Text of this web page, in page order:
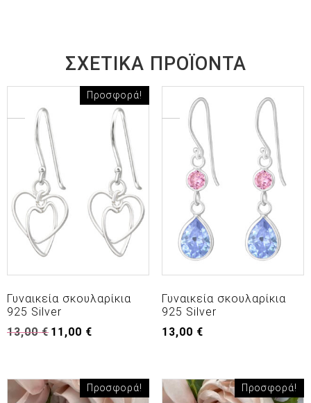
ΣΧΕΤΙΚΆ ΠΡΟΪΌΝΤΑ
Προσφορά!
Γυναικεία σκουλαρίκια
925 Silver
13,00€ Original
11,00 €
11,00 €.
Γυναικεία σκουλαρίκια
925 Silver
13,00 €
Προσφορά! Προσφορά!